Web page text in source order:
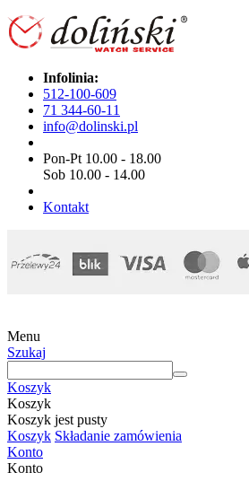
Infolinia:
512-100-609
71 344-60-11
info@dolinski.pl
Pon-Pt 10.00 - 18.00
Sob 10.00 - 14.00
Kontakt
Menu
Szukaj
Koszyk
Koszyk
Koszyk jest pusty
Koszyk Składanie zamówienia
Konto
Konto